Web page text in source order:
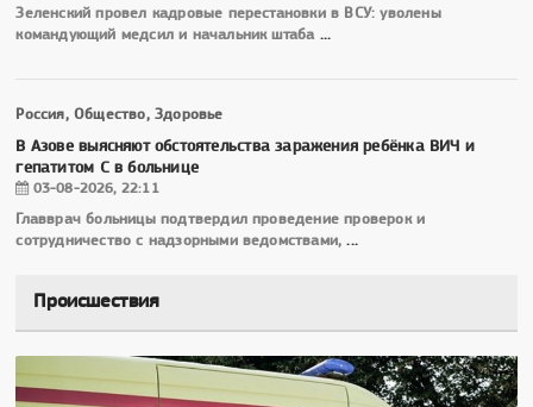
Зеленский провел кадровые перестановки в ВСУ: уволены
командующий медсил и начальник штаба ...
Россия, Общество, Здоровье
В Азове выясняют обстоятельства заражения ребёнка ВИЧ и
гепатитом С в больнице
03-08-2026, 22:11
Главврач больницы подтвердил проведение проверок и
сотрудничество с надзорными ведомствами,...
Происшествия